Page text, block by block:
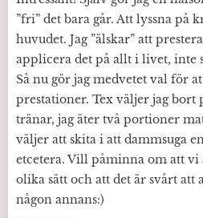
”fri” det bara går. Att lyssna på
huvudet. Jag ”älskar” att
applicera det på allt i livet, inte
Så nu gör jag medvetet val för
prestationer. Tex väljer jag bort
tränar, jag äter två portioner
väljer att skita i att dammsuga
etcetera. Vill påminna om att vi
olika sätt och att det är svårt att
någon annans:)